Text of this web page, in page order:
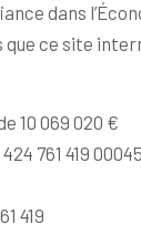
dans
que ce site
10 069 020 €
761 419 00045
419